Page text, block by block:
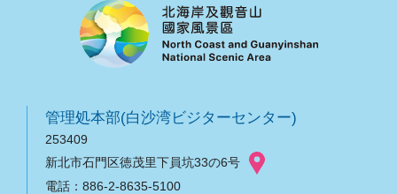
管理処本部(白沙湾ビジターセンター)
253409
新北市石門区徳茂里下員坑33の6号
電話：886-2-8635-5100